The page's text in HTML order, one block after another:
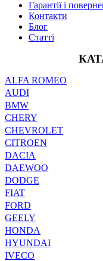
Гарантії і
Контакти
Блог
Статті
ALFA ROMEO
AUDI
BMW
CHERY
CHEVROLET
CITROEN
DACIA
DAEWOO
DODGE
FIAT
FORD
GEELY
HONDA
HYUNDAI
IVECO